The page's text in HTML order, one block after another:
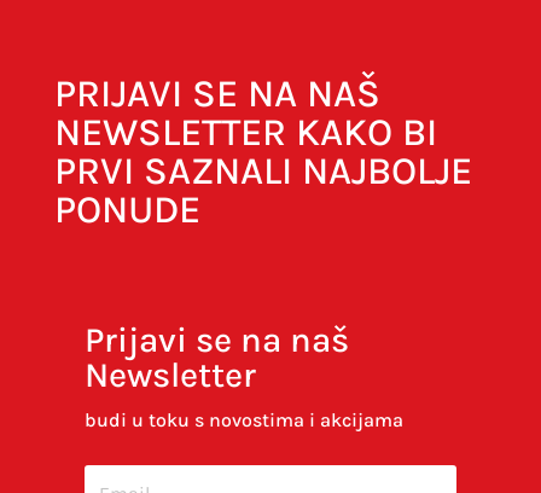
Spremi moje ime, e-poštu i web-stranicu u
budem komentirao.
PRIJAVI SE NA NAŠ
NEWSLETTER KAKO BI
PRVI SAZNALI NAJBOLJE
PONUDE
Prijavi se na naš
Newsletter
budi u toku s novostima i akcijama